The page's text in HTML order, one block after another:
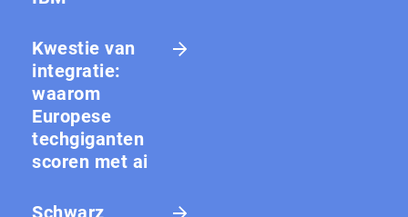
Kwestie van
integratie:
waarom
Europese
techgiganten
scoren met ai
Schwarz